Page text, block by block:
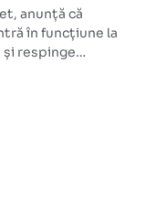
anunță că
în funcțiune la
respinge